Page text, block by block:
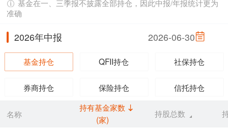
基金在一、三季报不披露全部持仓，因此中报/年报统计更为
准确
2026年中报 2026-06-30
基金持仓 QFII持仓 社保持仓
券商持仓 保险持仓 信托持仓
名称
持有基金家数
(家)
持股总数